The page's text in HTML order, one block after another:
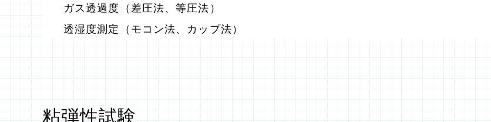
ガス透過度（差圧法、等圧法）
透湿度測定（モコン法、カップ法）
粘弾性試験